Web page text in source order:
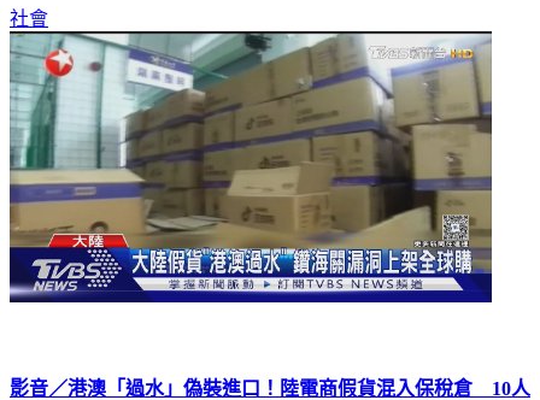
社會
影音／港澳「過水」偽裝進口！陸電商假貨混入保稅倉 10人